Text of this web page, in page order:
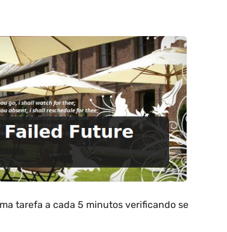
tarefa a cada 5 minutos verificando se